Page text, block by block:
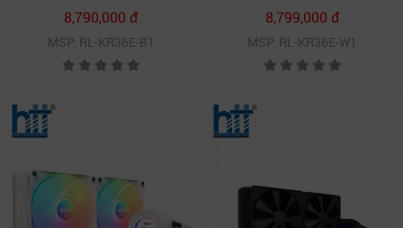
8,790,000 đ
MSP: RL-KR36E-B1
KR36E-W1)
8,799,000 đ
MSP: RL-KR36E-W1